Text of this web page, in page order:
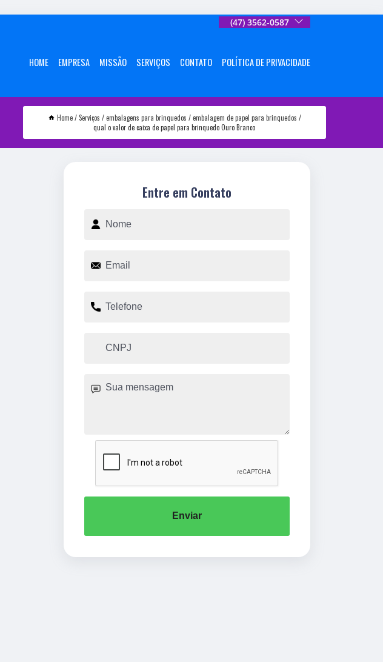
(47) 3562-0587
HOME EMPRESA MISSÃO SERVIÇOS CONTATO POLÍTICA DE PRIVACIDADE
Home Serviços embalagens para brinquedos
embalagem de papel para brinquedos
qual o valor de caixa de papel para brinquedo Ouro Branco
Entre em Contato
Enviar